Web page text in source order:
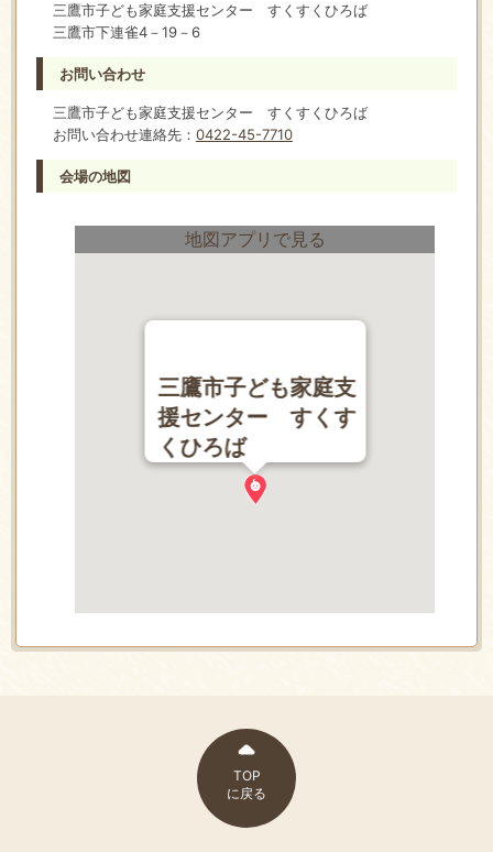
三鷹市子ども家庭支援センター すくすくひろば
三鷹市下連雀4－19－6
お問い合わせ
三鷹市子ども家庭支援センター すくすくひろば
お問い合わせ連絡先： 0422-45-7710
会場の地図
地図アプリで見る
三鷹市子ども家庭支
援センター すくす
くひろば
TOP
に戻る